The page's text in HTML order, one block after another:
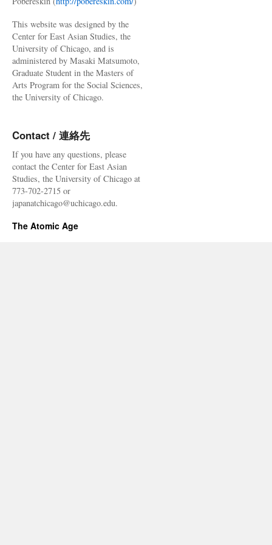
稼
津
波・
核
燃
料
プ
ー
ロ
な
ど
問
題
だ
ら
This website was designed by the
Center for East Asian Studies, the
University of Chicago, and is
administered by Masaki Matsumoto,
Graduate Student in the Masters of
Arts Program for the Social Sciences,
the University of Chicago.
Contact / 連絡先
If you have any questions, please
contact the Center for East Asian
Studies, the University of Chicago at
773-702-2715 or
japanatchicago@uchicago.edu.
The Atomic Age